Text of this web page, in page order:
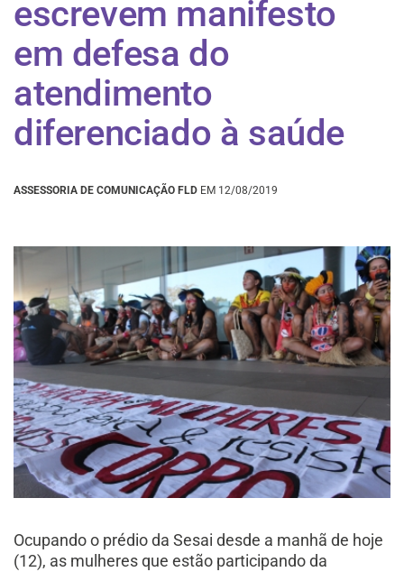
escrevem manifesto
em defesa do
atendimento
diferenciado à saúde
ASSESSORIA DE COMUNICAÇÃO FLD EM 12/08/2019
Ocupando o prédio da Sesai desde a manhã de hoje
(12), as mulheres que estão participando da